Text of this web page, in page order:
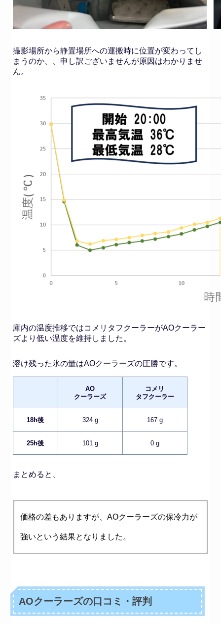
撮影場所から静置場所への運搬時に位置が変わってし
まうのか、、申し訳ございませんが原因はわかりませ
ん。
庫内の温度推移ではコメリタフクーラーがAOクーラー
ズより低い温度を維持しました。
溶け残った氷の量はAOクーラーズの圧勝です。
AO
クーラーズ
コメリ
タフクーラー
18h後 324 g 167 g
25h後 101 g 0 g
まとめると、
価格の差もありますが、AOクーラーズの保冷力が
強いという結果となりました。
AOクーラーズの口コミ・評判